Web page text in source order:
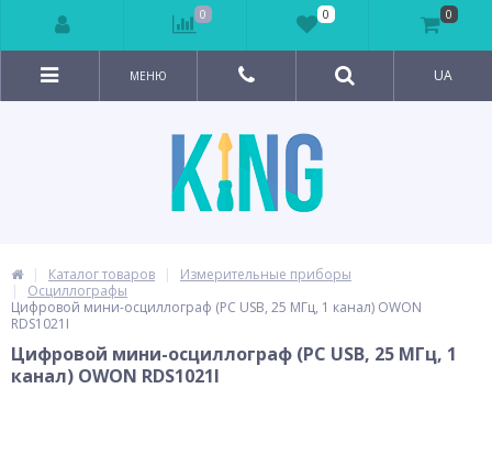
МЕНЮ UA
Каталог товаров
Измерительные приборы
Осциллографы
Цифровой мини-осциллограф (PC USB, 25 МГц, 1 канал) OWON
RDS1021I
Цифровой мини-осциллограф (PC USB, 25 МГц, 1
канал) OWON RDS1021I
0 0 0